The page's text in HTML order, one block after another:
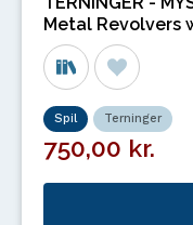
Metal Revolvers
Spil Terninger
750,00 kr.